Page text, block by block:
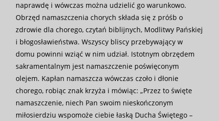
naprawdę i wówczas można udzielić go warunkowo.
Obrzęd namaszczenia chorych składa się z próśb o
zdrowie dla chorego, czytań biblijnych, Modlitwy Pańskiej
i błogosławieństwa. Wszyscy bliscy przebywający w
domu powinni wziąć w nim udział. Istotnym obrzędem
sakramentalnym jest namaszczenie poświęconym
olejem. Kapłan namaszcza wówczas czoło i dłonie
chorego, robiąc znak krzyża i mówiąc: „Przez to święte
namaszczenie, niech Pan swoim nieskończonym
miłosierdziu wspomoże ciebie łaską Ducha Świętego –